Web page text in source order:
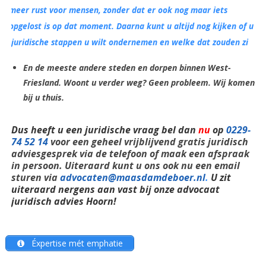
meer rust voor mensen, zonder dat er ook nog maar iets
opgelost is op dat moment. Daarna kunt u altijd nog kijken of u
juridische stappen u wilt ondernemen en welke dat zouden zi
En de meeste andere steden en dorpen binnen West-
Friesland. Woont u verder weg? Geen probleem. Wij komen
bij u thuis.
Dus heeft u een juridische vraag bel dan nuop 0229-
74 52 14voor een geheel vrijblijvend gratis juridisch
adviesgesprek via de telefoon of maak een afspraak
in persoon. Uiteraard kunt u ons ook nu een email
sturen viaadvocaten@maasdamdeboer.nl. U zit
uiteraard nergens aan vast bij onze advocaat
juridisch advies Hoorn!
Éxpertise mét emphatie